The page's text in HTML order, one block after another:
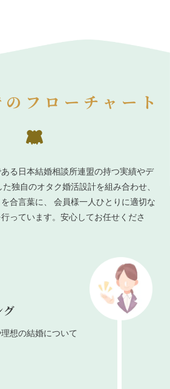
フローチャート
る日本結婚相談所連盟の持つ実績やデ
独自のオタク婚活設計を組み合わせ、
を合言葉に、 会員様一人ひとりに適切な
っています。安心してお任せくださ
グ
想の結婚について